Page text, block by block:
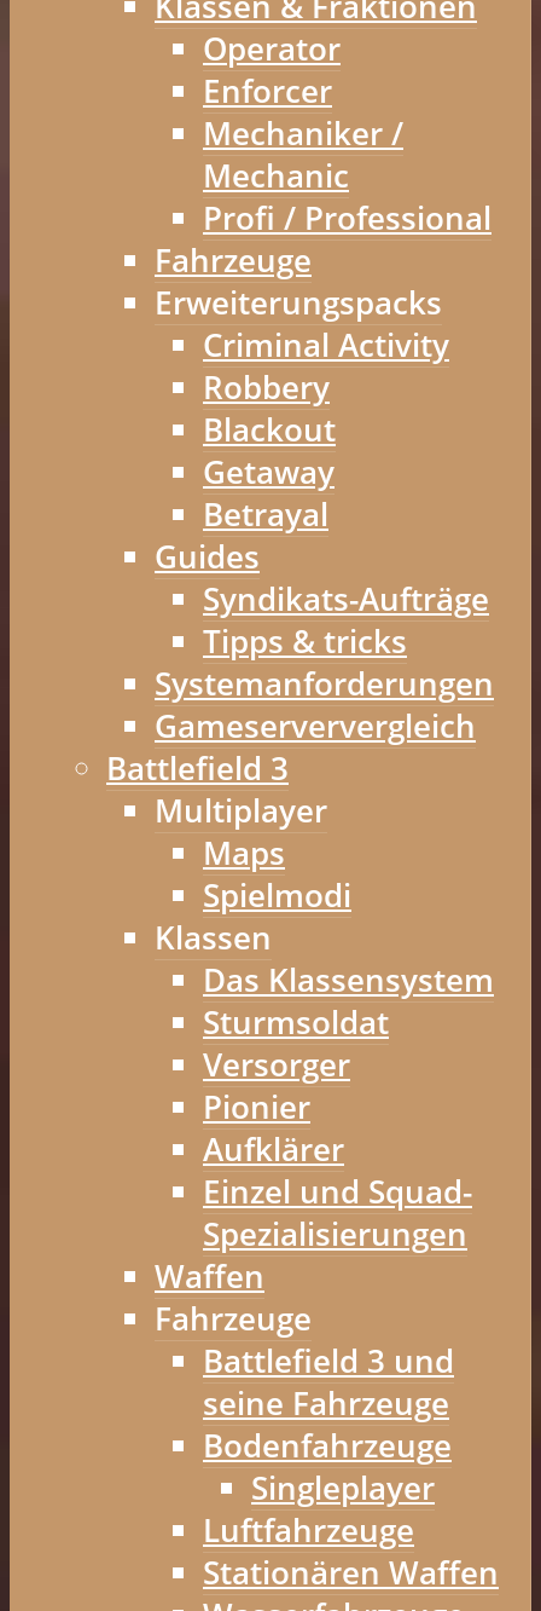
Operator
Enforcer
Mechaniker /
Mechanic
Profi / Professional
Fahrzeuge
Erweiterungspacks
Criminal Activity
Robbery
Blackout
Getaway
Betrayal
Guides
Syndikats-Aufträge
Tipps & tricks
Systemanforderungen
Gameserververgleich
Battlefield 3
Multiplayer
Maps
Spielmodi
Klassen
Das Klassensystem
Sturmsoldat
Versorger
Pionier
Aufklärer
Einzel und Squad-
Spezialisierungen
Waffen
Fahrzeuge
Battlefield 3 und
seine Fahrzeuge
Bodenfahrzeuge
Singleplayer
Luftfahrzeuge
Stationären Waffen